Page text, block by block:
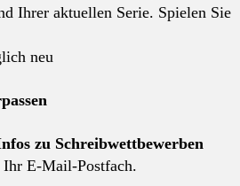
Ihrer aktuellen Serie. Spielen Sie
neu
zu Schreibwettbewerben
E-Mail-Postfach.